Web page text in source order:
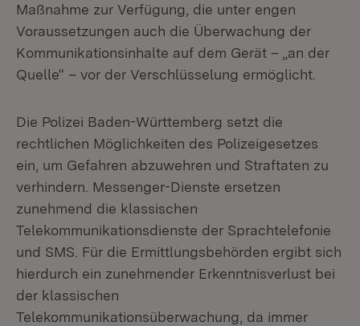
Maßnahme zur Verfügung, die unter engen
Voraussetzungen auch die Überwachung der
Kommunikationsinhalte auf dem Gerät – „an der
Quelle“ – vor der Verschlüsselung ermöglicht.
Die Polizei Baden-Württemberg setzt die
rechtlichen Möglichkeiten des Polizeigesetzes
ein, um Gefahren abzuwehren und Straftaten zu
verhindern. Messenger-Dienste ersetzen
zunehmend die klassischen
Telekommunikationsdienste der Sprachtelefonie
und SMS. Für die Ermittlungsbehörden ergibt sich
hierdurch ein zunehmender Erkenntnisverlust bei
der klassischen
Telekommunikationsüberwachung, da immer